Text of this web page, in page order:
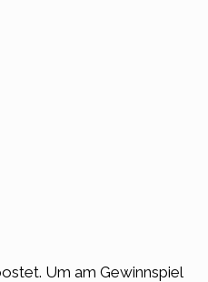
Um am Gewinnspiel